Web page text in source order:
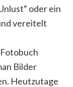
oder ein
vereitelt
Bilder
Heutzutage